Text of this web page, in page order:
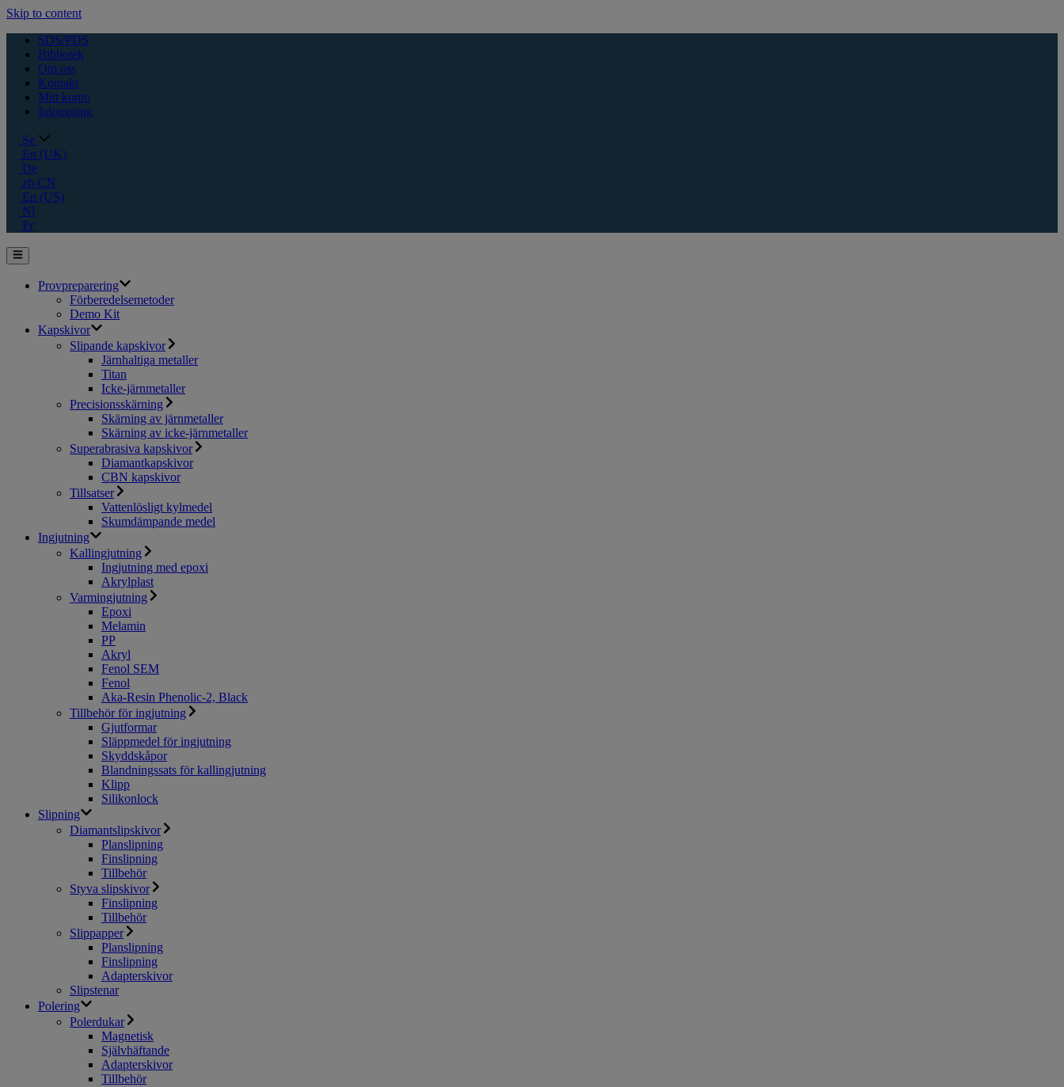
Skip to content
SDS/PDS
Bibliotek
Om oss
Kontakt
Mitt konto
Inloggning
Se
En (UK)
De
zh-CN
En (US)
Nl
Fr
Provpreparering
Förberedelsemetoder
Demo Kit
Kapskivor
Slipande kapskivor
Järnhaltiga metaller
Titan
Icke-järnmetaller
Precisionsskärning
Skärning av järnmetaller
Skärning av icke-järnmetaller
Superabrasiva kapskivor
Diamantkapskivor
CBN kapskivor
Tillsatser
Vattenlösligt kylmedel
Skumdämpande medel
Ingjutning
Kallingjutning
Ingjutning med epoxi
Akrylplast
Varmingjutning
Epoxi
Melamin
PP
Akryl
Fenol SEM
Fenol
Aka-Resin Phenolic-2, Black
Tillbehör för ingjutning
Gjutformar
Släppmedel för ingjutning
Skyddskåpor
Blandningssats för kallingjutning
Klipp
Silikonlock
Slipning
Diamantslipskivor
Planslipning
Finslipning
Tillbehör
Styva slipskivor
Finslipning
Tillbehör
Slippapper
Planslipning
Finslipning
Adapterskivor
Slipstenar
Polering
Polerdukar
Magnetisk
Självhäftande
Adapterskivor
Tillbehör